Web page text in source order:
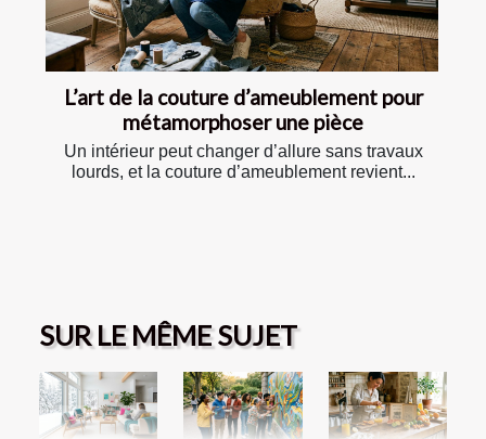
L’art de la couture d’ameublement pour
métamorphoser une pièce
Un intérieur peut changer d’allure sans travaux
lourds, et la couture d’ameublement revient...
SUR LE MÊME SUJET